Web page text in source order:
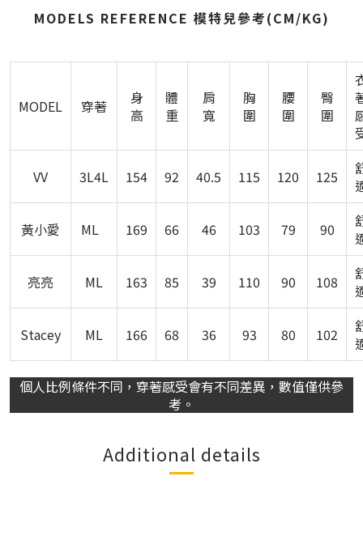
MODELS REFERENCE 模特兒參考(CM/KG)
MODEL 穿著
身
高
體
重
肩
寬
胸
圍
腰
圍
臀
圍
VV 3L4L 154 92 40.5 115 120 125
黃小愛 ML 169 66 46 103 79 90
亮亮 ML 163 85 39 110 90 108
Stacey ML 166 68 36 93 80 102
個人比例條件不同，穿著感受會有不同差異，數值僅供參
考。
Additional details